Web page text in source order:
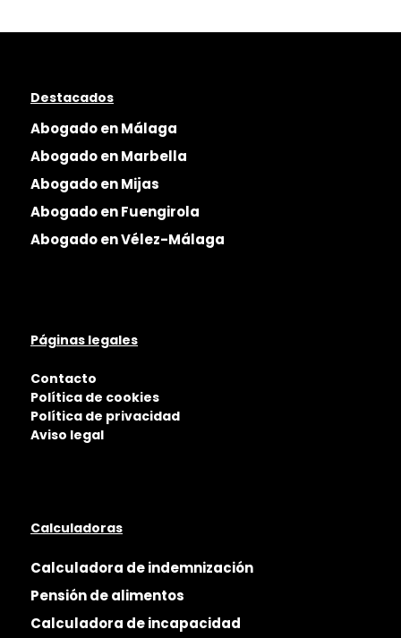
Destacados
Abogado en Málaga
Abogado en Marbella
Abogado en Mijas
Abogado en Fuengirola
Abogado en Vélez-Málaga
Páginas legales
Contacto
Política de cookies
Política de privacidad
Aviso legal
Calculadoras
Calculadora de indemnización
Pensión de alimentos
Calculadora de incapacidad